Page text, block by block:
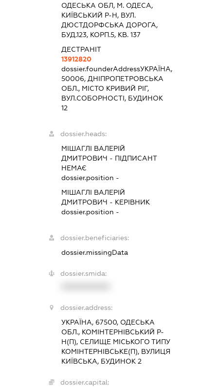
ОДЕСЬКА ОБЛ, М. ОДЕСА,
КИЇВСЬКИЙ Р-Н, ВУЛ.
ДЮСТДОРФСЬКА ДОРОГА,
БУД.123, КОРП.5, КВ. 137
ДЕСТРАНІТ
13912820
dossier.founderAddressУКРАЇНА,
50006, ДНІПРОПЕТРОВСЬКА
ОБЛ., МІСТО КРИВИЙ РІГ,
ВУЛ.СОБОРНОСТІ, БУДИНОК
12
dossier.heads:
МІШАГЛІ ВАЛЕРІЙ
ДМИТРОВИЧ - ПІДПИСАНТ
НЕМАЄ
dossier.position -
МІШАГЛІ ВАЛЕРІЙ
ДМИТРОВИЧ - КЕРІВНИК
dossier.position -
dossier.beneficiaries:
dossier.missingData
dossier.smida:
dossier.address:
УКРАЇНА, 67500, ОДЕСЬКА
ОБЛ., КОМІНТЕРНІВСЬКИЙ Р-
Н(П), СЕЛИЩЕ МІСЬКОГО ТИПУ
КОМІНТЕРНІВСЬКЕ(П), ВУЛИЦЯ
КИЇВСЬКА, БУДИНОК 2
dossier.capital: